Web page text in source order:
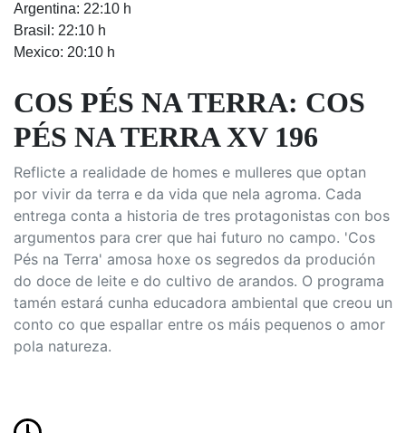
Argentina: 22:10 h
Brasil: 22:10 h
Mexico: 20:10 h
COS PÉS NA TERRA: COS
PÉS NA TERRA XV 196
Reflicte a realidade de homes e mulleres que optan
por vivir da terra e da vida que nela agroma. Cada
entrega conta a historia de tres protagonistas con bos
argumentos para crer que hai futuro no campo. 'Cos
Pés na Terra' amosa hoxe os segredos da produción
do doce de leite e do cultivo de arandos. O programa
tamén estará cunha educadora ambiental que creou un
conto co que espallar entre os máis pequenos o amor
pola natureza.